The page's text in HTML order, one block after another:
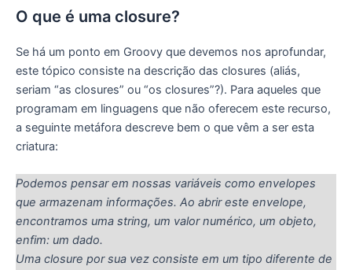
O que é uma closure?
Se há um ponto em Groovy que devemos nos aprofundar,
este tópico consiste na descrição das closures (aliás,
seriam “as closures” ou “os closures”?). Para aqueles que
programam em linguagens que não oferecem este recurso,
a seguinte metáfora descreve bem o que vêm a ser esta
criatura:
Podemos pensar em nossas variáveis como envelopes
que armazenam informações. Ao abrir este envelope,
encontramos uma string, um valor numérico, um objeto,
enfim: um dado.
Uma closure por sua vez consiste em um tipo diferente de